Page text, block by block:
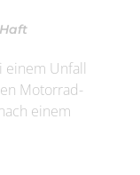
einem Unfall
Motorrad-
einem